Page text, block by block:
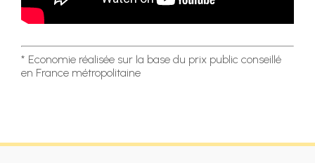
* Economie réalisée sur la base du prix public conseillé
en France métropolitaine